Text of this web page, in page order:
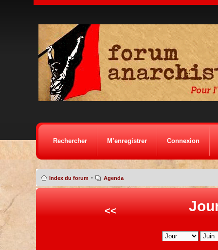
Rechercher M’enregistrer Connexion
Index du forum • Agenda
<<